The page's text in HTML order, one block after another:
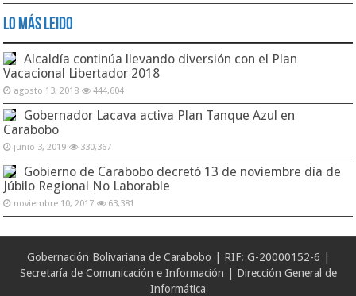
Lo Más Leido
Alcaldía continúa llevando diversión con el Plan
Vacacional Libertador 2018
agosto 13, 2018 444,604
Gobernador Lacava activa Plan Tanque Azul en
Carabobo
junio 3, 2019 330,367
Gobierno de Carabobo decretó 13 de noviembre día de
Júbilo Regional No Laborable
noviembre 10, 2017 63,381
Gobernación Bolivariana de Carabobo | RIF: G-20000152-6 |
Secretaría de Comunicación e Información | Dirección General de
Informática